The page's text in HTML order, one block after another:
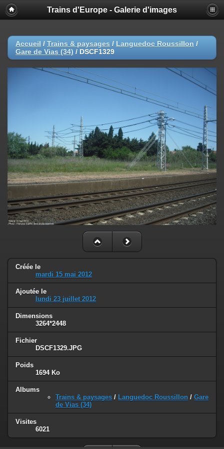
Trains d'Europe - Galerie d'images
Accueil / Trains & paysages / Languedoc Roussillon /
Gare de Vias (34) / DSCF1329
Créée le
mardi 15 mai 2012
Ajoutée le
lundi 23 juillet 2012
Dimensions
3264*2448
Fichier
DSCF1329.JPG
Poids
1694 Ko
Albums
Trains & paysages / Languedoc Roussillon / Gare
de Vias (34)
Visites
6021